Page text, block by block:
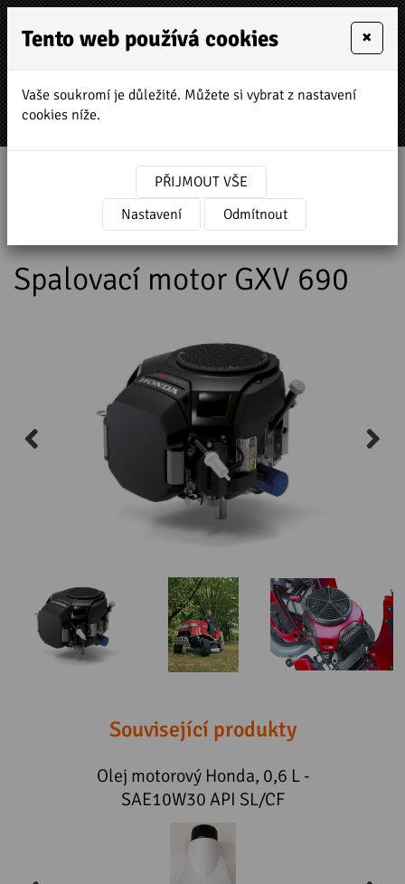
MENU
»
Prodej a servis stavebních strojů
HONDA zahradní a stavební technika
a čerpadla HONDA
» Motory »
Motory s vertikální
Spalovací motor GXV 690
Související produkty
Olej motorový Honda, 0,6 L -
SAE10W30 API SL/CF
Tento web používá cookies ×
Vaše soukromí je důležité. Můžete si vybrat z nastavení
cookies níže.
PŘIJMOUT VŠE
Nastavení
Odmítnout